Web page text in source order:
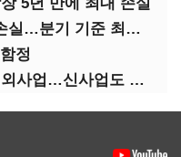
쿠팡, 2분기 8350억원 영업손실…분기 기준 최대 적자
정
(SPC 민낯)①'밑 빠진 독' 해외사업…신사업도 경고등